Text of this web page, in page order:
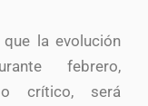
la evolución
febrero,
crítico, será